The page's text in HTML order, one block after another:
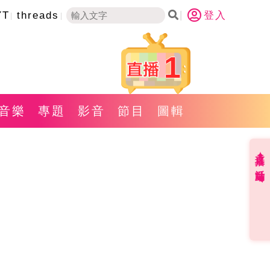
threads 登入
1
樂 專題 影音 節目 圖輯
直播✦活動